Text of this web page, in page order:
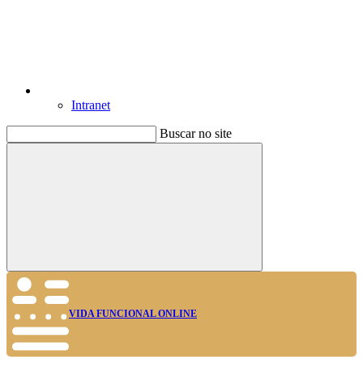
Intranet
Buscar no site
Buscar
VIDA FUNCIONAL ONLINE